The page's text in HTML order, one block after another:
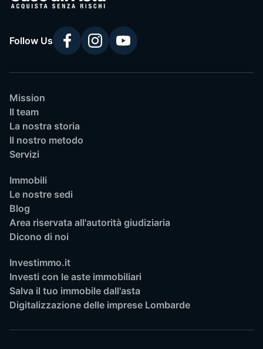
Follow Us
Mission
Il team
La nostra storia
Il nostro metodo
Servizi
Immobili
Le nostre sedi
Blog
Area riservata all'autorità giudiziaria
Dicono di noi
Investimmo.it
Investi con le aste immobiliari
Salva il tuo immobile dall'asta
Digitalizzazione delle imprese Lombarde